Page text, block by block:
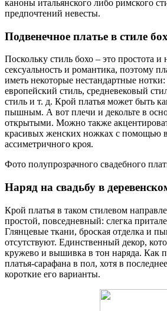
каноны итальянского либо римского
предпочтений невесты.
Подвенечное платье в стиле
Поскольку стиль бохо – это простота и
сексуальность и романтика, поэтому
иметь некоторые нестандартные
европейский стиль, средневековый
стиль и т. д. Крой платья может быть
пышным. А вот плечи и декольте в
открытыми. Можно также
красивых женских ножках с помощью
ассиметричного кроя.
Фото полупрозрачного свадебного
Наряд на свадьбу в
Крой платья в таком стилевом
простой, повседневный: слегка
Глянцевые ткани, броская отделка и
отсутствуют. Единственный декор,
кружево и вышивка в тон наряда. Как
платья-сарафана в пол, хотя в
короткие его варианты.